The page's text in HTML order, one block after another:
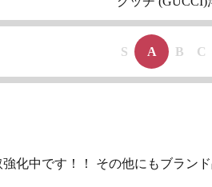
S A B C
化中です！！ その他にもブラン